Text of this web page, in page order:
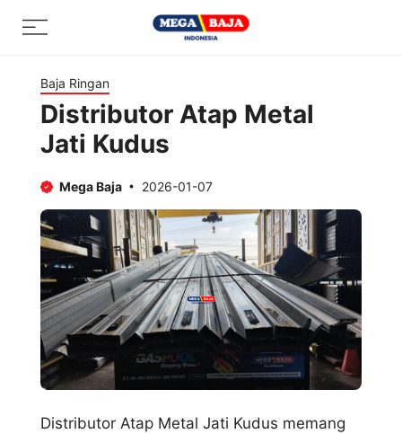
Menu
Baja Ringan
Distributor Atap Metal
Jati Kudus
Mega Baja 2026-01-07
Distributor Atap Metal Jati Kudus memang